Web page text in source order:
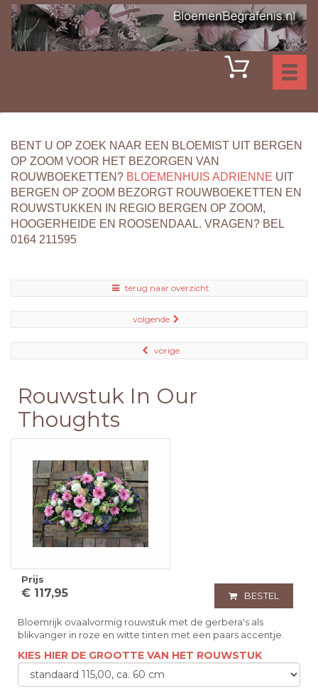
BENT U OP ZOEK NAAR EEN BLOEMIST UIT BERGEN
OP ZOOM VOOR HET BEZORGEN VAN
ROUWBOEKETTEN? BLOEMENHUIS ADRIENNE UIT
BERGEN OP ZOOM BEZORGT ROUWBOEKETTEN EN
ROUWSTUKKEN IN REGIO BERGEN OP ZOOM,
HOOGERHEIDE EN ROOSENDAAL. VRAGEN? BEL
0164 211595
terug naar overzicht
volgende
vorige
Rouwstuk In Our
Thoughts
Prijs
€ 117,95 BESTEL
Bloemrijk ovaalvormig rouwstuk met de gerbera's als
blikvanger in roze en witte tinten met een paars accentje.
KIES HIER DE GROOTTE VAN HET ROUWSTUK